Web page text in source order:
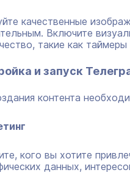
качественные
Включите
такие как таймеры
и запуск
контента
кого вы хотите
данных,